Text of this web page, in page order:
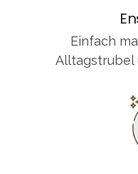
Einfach
Alltagstrubel